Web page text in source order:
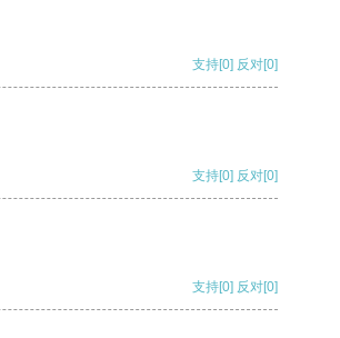
支持[0] 反对[0]
支持[0] 反对[0]
支持[0] 反对[0]